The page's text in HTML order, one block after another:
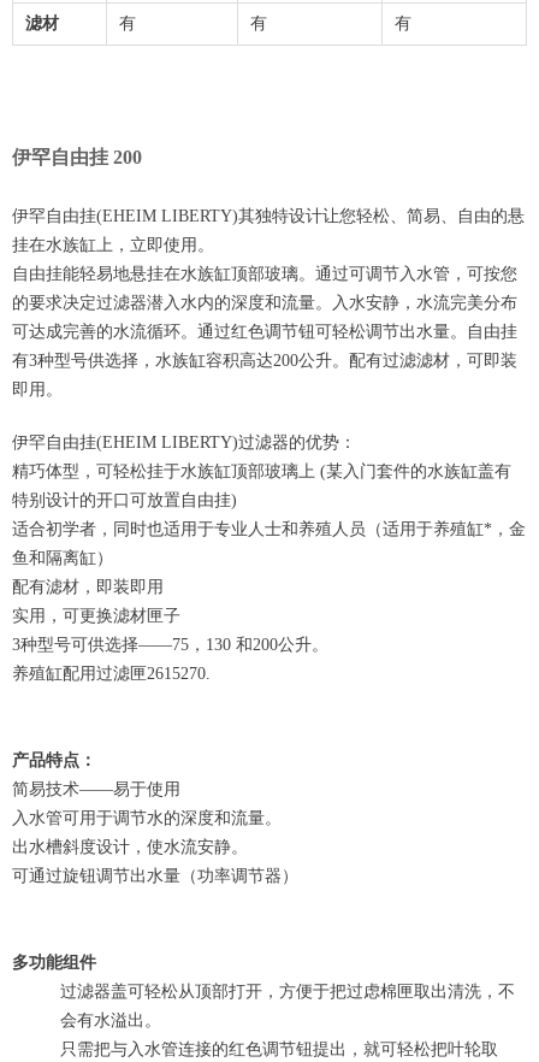
滤材 有 有 有
伊罕自由挂 200
伊罕自由挂(EHEIM LIBERTY)其独特设计让您轻松、简易、自由的悬
挂在水族缸上，立即使用。
自由挂能轻易地悬挂在水族缸顶部玻璃。通过可调节入水管，可按您
的要求决定过滤器潜入水内的深度和流量。入水安静，水流完美分布
可达成完善的水流循环。通过红色调节钮可轻松调节出水量。自由挂
有3种型号供选择，水族缸容积高达200公升。配有过滤滤材，可即装
即用。
伊罕自由挂(EHEIM LIBERTY)过滤器的优势：
精巧体型，可轻松挂于水族缸顶部玻璃上 (某入门套件的水族缸盖有
特别设计的开口可放置自由挂)
适合初学者，同时也适用于专业人士和养殖人员（适用于养殖缸*，金
鱼和隔离缸）
配有滤材，即装即用
实用，可更换滤材匣子
3种型号可供选择——75，130 和200公升。
养殖缸配用过滤匣2615270.
产品特点：
简易技术——易于使用
入水管可用于调节水的深度和流量。
出水槽斜度设计，使水流安静。
可通过旋钮调节出水量（功率调节器）
多功能组件
过滤器盖可轻松从顶部打开，方便于把过虑棉匣取出清洗，不
会有水溢出。
只需把与入水管连接的红色调节钮提出，就可轻松把叶轮取